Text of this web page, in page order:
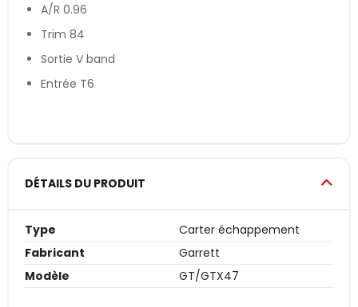
A/R 0.96
Trim 84
Sortie V band
Entrée T6
DÉTAILS DU PRODUIT
Type
Carter échappement
Fabricant
Garrett
Modèle
GT/GTX47